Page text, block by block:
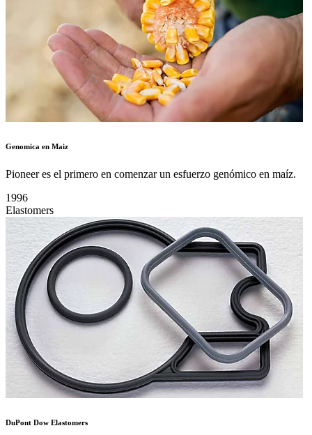
Genomica en Maiz
Pioneer es el primero en comenzar un esfuerzo genómico en maíz.
1996
Elastomers
DuPont Dow Elastomers